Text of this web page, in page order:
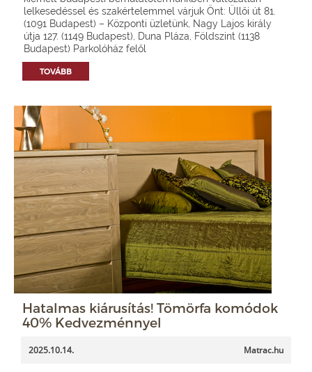
lelkesedéssel és szakértelemmel várjuk Önt: Üllői út 81.
(1091 Budapest) – Központi üzletünk, Nagy Lajos király
útja 127. (1149 Budapest), Duna Pláza, Földszint (1138
Budapest) Parkolóház felől
TOVÁBB
Hatalmas kiárusítás! Tömörfa komódok
40% Kedvezménnyel
2025.10.14. Matrac.hu